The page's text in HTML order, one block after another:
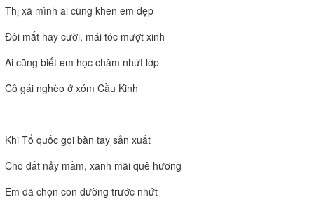
Thị xã mình ai cũng khen em đẹp
Đôi mắt hay cười, mái tóc mượt xinh
Ai cũng biết em học chăm nhứt lớp
Cô gái nghèo ở xóm Cầu Kinh
Khi Tổ quốc gọi bàn tay sản xuất
Cho đất nảy mầm, xanh mãi quê hương
Em đã chọn con đường trước nhứt